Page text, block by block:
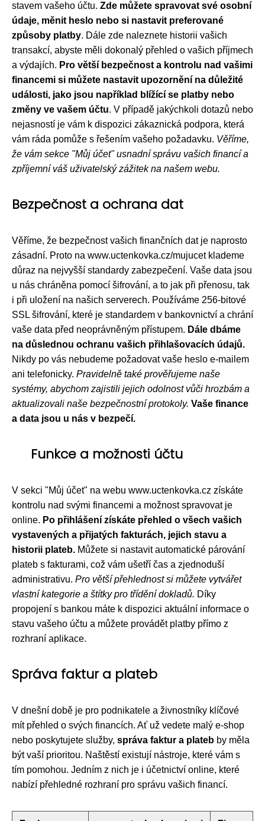
stavem vašeho účtu. Zde můžete spravovat své osobní
údaje, měnit heslo nebo si nastavit preferované
způsoby platby. Dále zde naleznete historii vašich
transakcí, abyste měli dokonalý přehled o vašich příjmech
a výdajích. Pro větší bezpečnost a kontrolu nad vašimi
financemi si můžete nastavit upozornění na důležité
události, jako jsou například blížící se platby nebo
změny ve vašem účtu. V případě jakýchkoli dotazů nebo
nejasností je vám k dispozici zákaznická podpora, která
vám ráda pomůže s řešením vašeho požadavku. Věříme,
že vám sekce "Můj účet" usnadní správu vašich financí a
zpříjemní váš uživatelský zážitek na našem webu.
Bezpečnost a ochrana dat
Věříme, že bezpečnost vašich finančních dat je naprosto
zásadní. Proto na www.uctenkovka.cz/mujucet klademe
důraz na nejvyšší standardy zabezpečení. Vaše data jsou
u nás chráněna pomocí šifrování, a to jak při přenosu, tak
i při uložení na našich serverech. Používáme 256-bitové
SSL šifrování, které je standardem v bankovnictví a chrání
vaše data před neoprávněným přístupem. Dále dbáme
na důslednou ochranu vašich přihlašovacích údajů.
Nikdy po vás nebudeme požadovat vaše heslo e-mailem
ani telefonicky. Pravidelně také prověřujeme naše
systémy, abychom zajistili jejich odolnost vůči hrozbám a
aktualizovali naše bezpečnostní protokoly. Vaše finance
a data jsou u nás v bezpečí.
Funkce a možnosti účtu
V sekci "Můj účet" na webu www.uctenkovka.cz získáte
kontrolu nad svými financemi a možnost spravovat je
online. Po přihlášení získáte přehled o všech vašich
vystavených a přijatých fakturách, jejich stavu a
historii plateb. Můžete si nastavit automatické párování
plateb s fakturami, což vám ušetří čas a zjednoduší
administrativu. Pro větší přehlednost si můžete vytvářet
vlastní kategorie a štítky pro třídění dokladů. Díky
propojení s bankou máte k dispozici aktuální informace o
stavu vašeho účtu a můžete provádět platby přímo z
rozhraní aplikace.
Správa faktur a plateb
V dnešní době je pro podnikatele a živnostníky klíčové
mít přehled o svých financích. Ať už vedete malý e-shop
nebo poskytujete služby, správa faktur a plateb by měla
být vaší prioritou. Naštěstí existují nástroje, které vám s
tím pomohou. Jedním z nich je i účetnictví online, které
nabízí přehledné rozhraní pro správu vašich financí.